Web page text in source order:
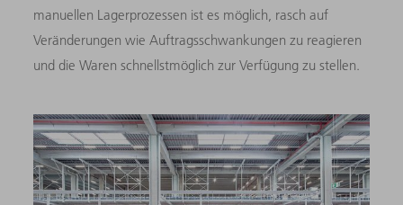
manuellen Lagerprozessen ist es möglich, rasch auf
Veränderungen wie Auftragsschwankungen zu reagieren
und die Waren schnellstmöglich zur Verfügung zu stellen.